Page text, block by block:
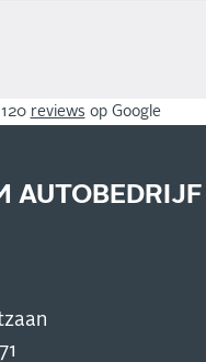
120 reviews op Google